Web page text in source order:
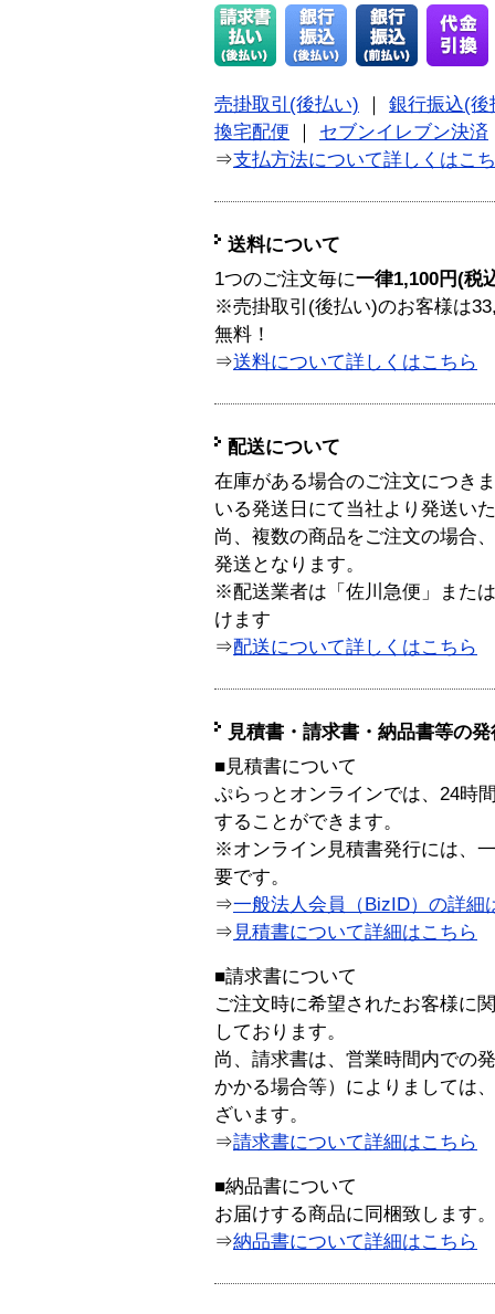
売掛取引(後払い) ｜ 銀行振込(後
換宅配便 ｜ セブンイレブン決済
⇒支払方法について詳しくはこ
送料について
1つのご注文毎に一律1,100円(税
※売掛取引(後払い)のお客様は
無料！
⇒送料について詳しくはこちら
配送について
在庫がある場合のご注文につき
いる発送日にて当社より発送い
尚、複数の商品をご注文の場合
発送となります。
※配送業者は「佐川急便」また
けます
⇒配送について詳しくはこちら
見積書・請求書・納品書等の
■見積書について
ぷらっとオンラインでは、24時
することができます。
※オンライン見積書発行には、
要です。
⇒一般法人会員（BizID）の詳細
⇒ 見積書について詳細はこちら
■請求書について
ご注文時に希望されたお客様に
しております。
尚、請求書は、営業時間内での
かかる場合等）によりましては
ざいます。
⇒請求書について詳細はこちら
■納品書について
お届けする商品に同梱致します。
⇒納品書について詳細はこちら